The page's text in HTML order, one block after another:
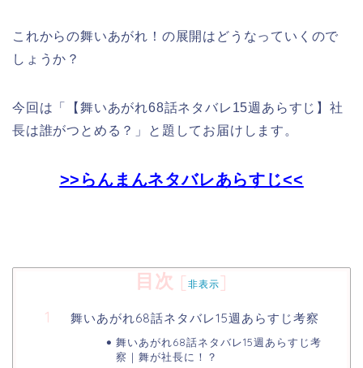
これからの舞いあがれ！の展開はどうなっていくので
しょうか？
今回は「
【舞いあがれ68話ネタバレ15週あらすじ】社
長は誰がつとめる？」
と題してお届けします。
>>らんまんネタバレあらすじ<<
目次 [ 非表示]
舞いあがれ68話ネタバレ15週あらすじ考察
舞いあがれ68話ネタバレ15週あらすじ考
察｜舞が社長に！？